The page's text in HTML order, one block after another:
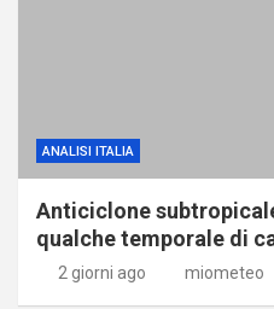
ANALISI ITALIA
Anticiclone
qualche temporale di
2 giorni ago miometeo